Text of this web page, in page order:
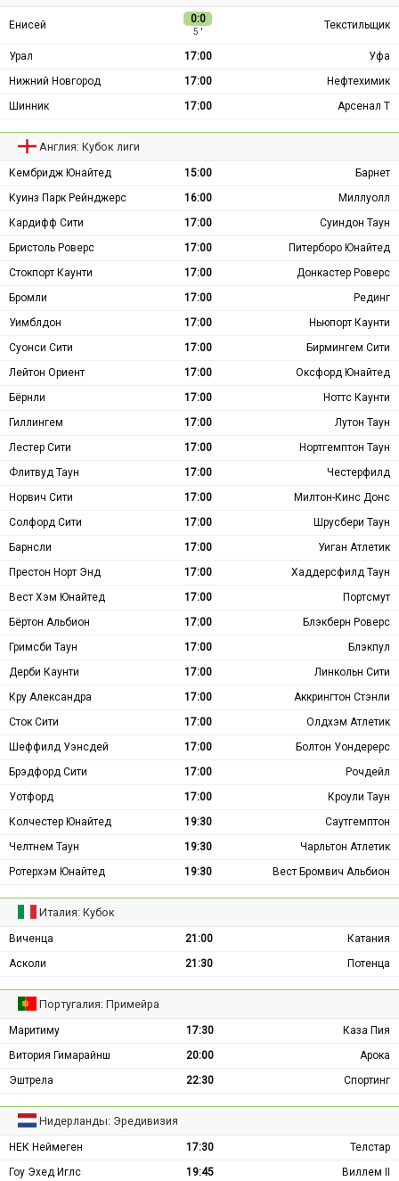
Енисей 0:0
5 ′
Текстильщик
Урал 17:00
Уфа
Нижний Новгород
17:00
Нефтехимик
Шинник
17:00 Арсенал Т
Англия: Кубок лиги
Кембридж Юнайтед 15:00
Барнет
Куинз Парк Рейнджерс
16:00
Миллуолл
Кардифф Сити
17:00
Суиндон Таун
Бристоль Роверс
17:00
Питерборо Юнайтед
Стокпорт Каунти
17:00
Донкастер Роверс
Бромли
17:00
Рединг
Уимблдон
17:00
Ньюпорт Каунти
Суонси Сити
17:00
Бирмингем Сити
Лейтон Ориент
17:00
Оксфорд Юнайтед
Бёрнли
17:00
Ноттс Каунти
Гиллингем
17:00
Лутон Таун
Лестер Сити
17:00
Нортгемптон Таун
Флитвуд Таун
17:00
Честерфилд
Норвич Сити
17:00
Милтон-Кинс Донс
Солфорд Сити
17:00
Шрусбери Таун
Барнсли
17:00
Уиган Атлетик
Престон Норт Энд
17:00
Хаддерсфилд Таун
Вест Хэм Юнайтед
17:00
Портсмут
Бёртон Альбион
17:00
Блэкберн Роверс
Гримсби Таун
17:00
Блэкпул
Дерби Каунти
17:00
Линкольн Сити
Кру Александра
17:00
Аккрингтон Стэнли
Сток Сити
17:00
Олдхэм Атлетик
Шеффилд Уэнсдей
17:00
Болтон Уондерерс
Брэдфорд Сити
17:00
Рочдейл
Уотфорд
17:00
Кроули Таун
Колчестер Юнайтед
19:30
Саутгемптон
Челтнем Таун
19:30
Чарльтон Атлетик
Ротерхэм Юнайтед
19:30 Вест Бромвич Альбион
Италия: Кубок
Виченца 21:00
Катания
Асколи
21:30 Потенца
Португалия: Примейра
Маритиму 17:30
Каза Пия
Витория Гимарайнш
20:00
Арока
Эштрела
22:30 Спортинг
Нидерланды: Эредивизия
НЕК Неймеген 17:30
Телстар
Гоу Эхед Иглс
19:45 Виллем II